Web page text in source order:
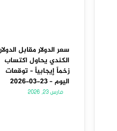
سعر الدولار مقابل
الكندي يحاول اكتساب
زخماً إيجابياً – توقعات
اليوم – 23-03-2026
مارس 23, 2026